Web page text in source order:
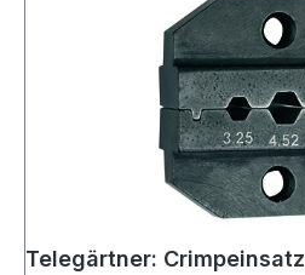
Telegärtner: Crimpeinsatz